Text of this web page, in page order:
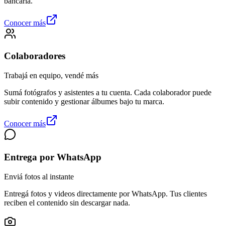
Conocer más
Colaboradores
Trabajá en equipo, vendé más
Sumá fotógrafos y asistentes a tu cuenta. Cada colaborador puede
subir contenido y gestionar álbumes bajo tu marca.
Conocer más
Entrega por WhatsApp
Enviá fotos al instante
Entregá fotos y videos directamente por WhatsApp. Tus clientes
reciben el contenido sin descargar nada.